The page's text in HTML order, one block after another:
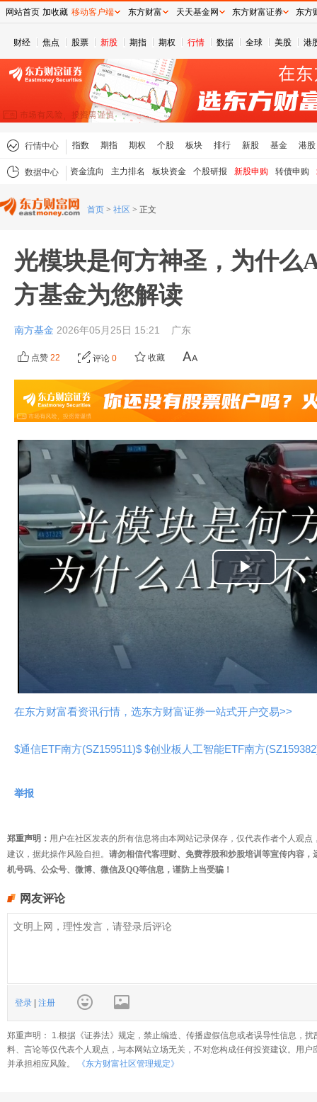
财经 焦点 股票 新股 期指 期权 行情 数据 全球 美股 港
行情中心 指数 期指 期权 个股 板块 排行 新股 基金 港股
数据中心 资金流向 主力排名 板块资金 个股研报 新股申购 转债申购
首页 > 社区 > 正文
光模块是何方神圣，为什么
方基金为您解读
南方基金 2026年05月25日 15:21 广东
点赞 22 评论 0 收藏
播
频
在东方财富看资讯行情，选东方财富证券一站式开户交易>>
$通信ETF南方(SZ159511)$ $创业板人工智能ETF南方
举报
郑重声明： 用户在社区发表的所有信息将由本网站记录保存，仅代表作者个人观
建议，据此操作风险自担。 请勿相信代客理财、免费荐股和炒股培训等宣传内容
机号码、公众号、微博、微信及QQ等信息，谨防上当受骗！
网友评论
登录 注册
郑重声明： 1.根据《证券法》规定，禁止编造、传播虚假信息或者误导性信息，
料、言论等仅代表个人观点，与本网站立场无关，不对您构成任何投资建议。用
并承担相应风险。
《东方财富社区管理规定》
网站首页 加收藏 移动客户端 东方财富 天天基金网 东方财富证券 东方